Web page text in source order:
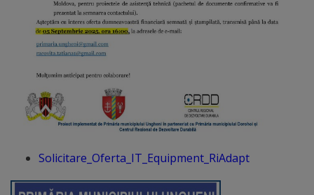
de
Excelență
Ungheniul
turistic
Obiective
turistice
Solicitare_Oferta_IT_Equipment_RiAdapt